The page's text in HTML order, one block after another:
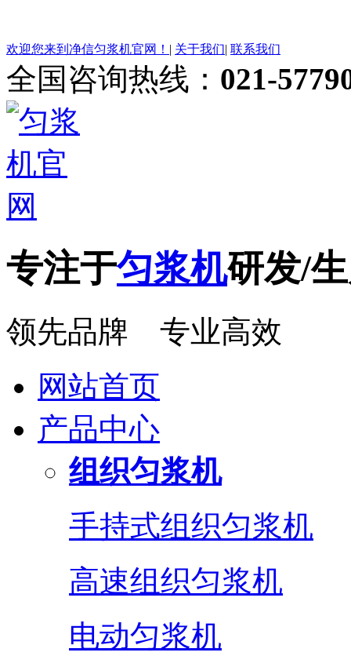
欢迎您来到净信匀浆机官网！ | 关于我们| 联系我们
全国咨询热线： 021-
专注于匀浆机研发/
领先品牌 专业高效
网站首页
产品中心
组织匀浆机
手持式组织匀浆机
高速组织匀浆机
电动匀浆机